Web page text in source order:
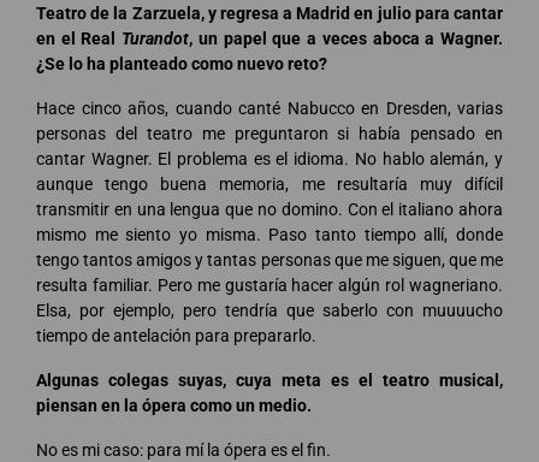
Teatro de la Zarzuela, y regresa a Madrid en julio para cantar
en el Real Turandot, un papel que a veces aboca a Wagner.
¿Se lo ha planteado como nuevo reto?
Hace cinco años, cuando canté Nabucco en Dresden, varias
personas del teatro me preguntaron si había pensado en
cantar Wagner. El problema es el idioma. No hablo alemán, y
aunque tengo buena memoria, me resultaría muy difícil
transmitir en una lengua que no domino. Con el italiano ahora
mismo me siento yo misma. Paso tanto tiempo allí, donde
tengo tantos amigos y tantas personas que me siguen, que me
resulta familiar. Pero me gustaría hacer algún rol wagneriano.
Elsa, por ejemplo, pero tendría que saberlo con muuuucho
tiempo de antelación para prepararlo.
Algunas colegas suyas, cuya meta es el teatro musical,
piensan en la ópera como un medio.
No es mi caso: para mí la ópera es el fin.